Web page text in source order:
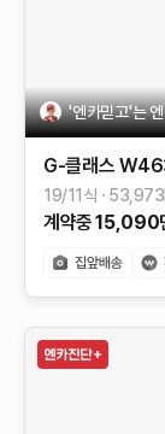
'엔카믿고'는
G-클래스
19/11식 53,973
계약중15,090